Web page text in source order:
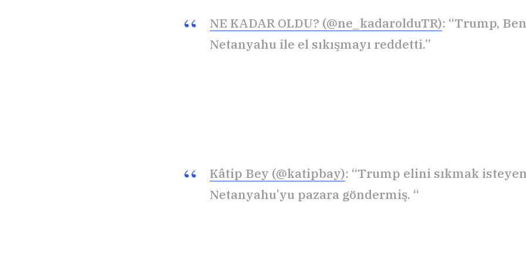
NE KADAR OLDU? (@ne_kadarolduTR): “Trump,
Netanyahu ile el sıkışmayı reddetti.”
Kâtip Bey (@katipbay): “Trump elini sıkmak isteyen
Netanyahu’yu pazara göndermiş. “